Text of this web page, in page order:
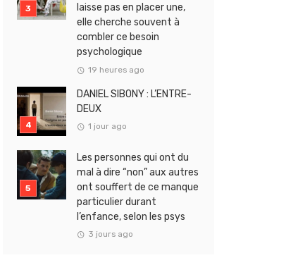
laisse pas en placer une,
elle cherche souvent à
combler ce besoin
psychologique
19 heures ago
DANIEL SIBONY : L’ENTRE-
DEUX
1 jour ago
Les personnes qui ont du
mal à dire “non” aux autres
ont souffert de ce manque
particulier durant
l’enfance, selon les psys
3 jours ago